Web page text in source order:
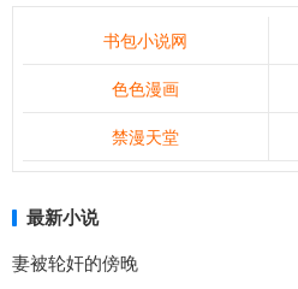
书包小说网
色色漫画
禁漫天堂
最新小说
妻被轮奸的傍晚